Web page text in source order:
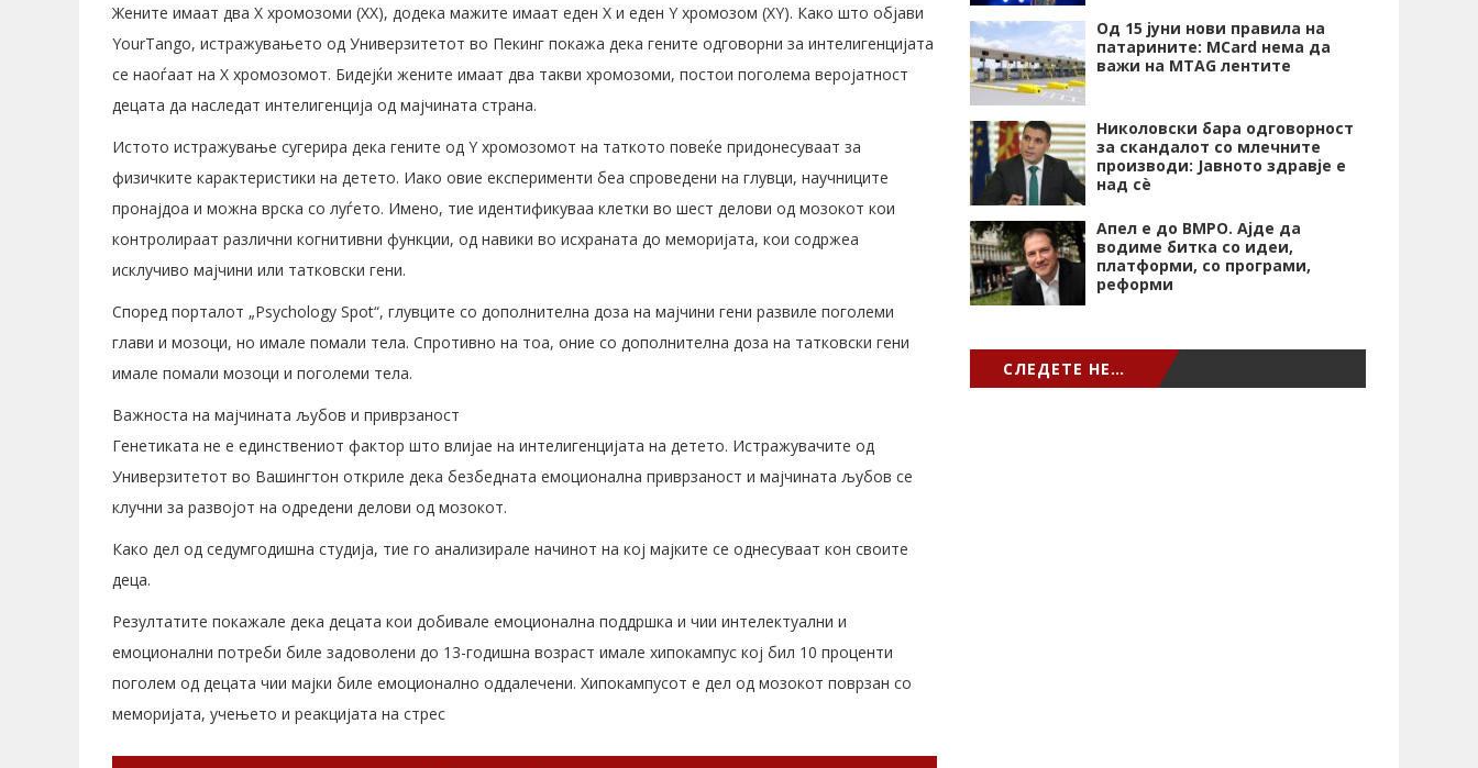
Жените имаат два X хромозоми (XX), додека мажите имаат еден X и еден Y хромозом (XY). Како што објави
YourTango, истражувањето од Универзитетот во Пекинг покажа дека гените одговорни за интелигенцијата
се наоѓаат на X хромозомот. Бидејќи жените имаат два такви хромозоми, постои поголема веројатност
децата да наследат интелигенција од мајчината страна.
Истото истражување сугерира дека гените од Y хромозомот на таткото повеќе придонесуваат за
физичките карактеристики на детето. Иако овие експерименти беа спроведени на глувци, научниците
пронајдоа и можна врска со луѓето. Имено, тие идентификуваа клетки во шест делови од мозокот кои
контролираат различни когнитивни функции, од навики во исхраната до меморијата, кои содржеа
исклучиво мајчини или татковски гени.
Според порталот „Psychology Spot“, глувците со дополнителна доза на мајчини гени развиле поголеми
глави и мозоци, но имале помали тела. Спротивно на тоа, оние со дополнителна доза на татковски гени
имале помали мозоци и поголеми тела.
Важноста на мајчината љубов и приврзаност
Генетиката не е единствениот фактор што влијае на интелигенцијата на детето. Истражувачите од
Универзитетот во Вашингтон откриле дека безбедната емоционална приврзаност и мајчината љубов се
клучни за развојот на одредени делови од мозокот.
Како дел од седумгодишна студија, тие го анализирале начинот на кој мајките се однесуваат кон своите
деца.
Резултатите покажале дека децата кои добивале емоционална поддршка и чии интелектуални и
емоционални потреби биле задоволени до 13-годишна возраст имале хипокампус кој бил 10 проценти
поголем од децата чии мајки биле емоционално оддалечени. Хипокампусот е дел од мозокот поврзан со
меморијата, учењето и реакцијата на стрес
Од 15 јуни нови правила на
патарините: MCard нема да
важи на MTAG лентите
Николовски бара одговорност
за скандалот со млечните
производи: Јавното здравје е
над сѐ
Апел е до ВМРО. Ајде да
водиме битка со идеи,
платформи, со програми,
реформи
СЛЕДЕТЕ НЕ…